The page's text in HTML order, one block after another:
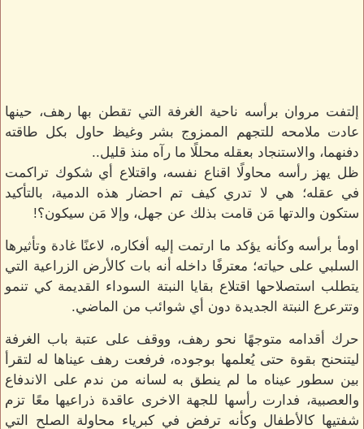
إلتفت مروان برأسه ناحية الغرفة التي تقطن بها رهف، حينها
عادت ملامحه للتجهم الممزوج بشر وغيظ حاول بكل طاقته
دفنهما، والاستنجاد بعقله محللًا ما رآه منذ قليل..
ظل يهز رأسه محاولًا اقناع نفسه، واقتلاع أي شكوك تراكمت
في عقله؛ هي لا تدري كيف تم احضار هذه الدمية، بالتأكيد
ستكون والدتها مَن قامت بذلك عن جهل، وإلا مَن سيكون؟!
اومأ برأسه وكأنه يؤكد ما ارتمت إليه أفكاره، لاعنًا غادة وتأثيرها
السلبي على حياته؛ معترفًا داخله أنه بات كالأرض الزراعية التي
يتطلب استصلاحها اقتلاع بقايا النبتة السوداء القديمة كي تنمو
وتترعرع النبتة الجديدة دون أي شوائب من الماضي.
حرك أقدامه متوجهًا نحو رهف، ووقف على عتبة باب الغرفة
ليتنحنح بقوة حتى يُعلمها بوجوده، فرفعت رهف عيناها له لتقرأ
بين سطور عيناه ما لم ينطق به لسانه من ندم على الاندفاع
والعصبية، فدارت رأسها للجهة الاخرى عاقدة ذراعيها معًا تزم
شفتيها كالأطفال وكأنه ترفض في كبرياء محاولة الصلح التي